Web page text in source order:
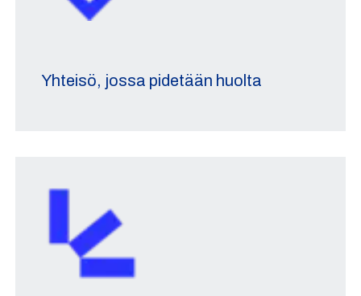
Yhteisö, jossa pidetään huolta